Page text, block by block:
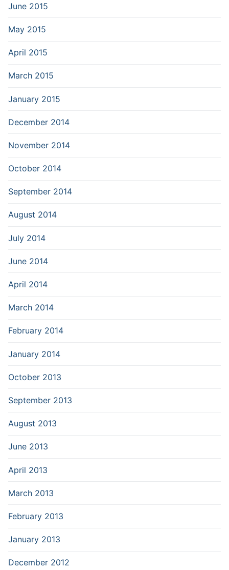
June 2015
May 2015
April 2015
March 2015
January 2015
December 2014
November 2014
October 2014
September 2014
August 2014
July 2014
June 2014
April 2014
March 2014
February 2014
January 2014
October 2013
September 2013
August 2013
June 2013
April 2013
March 2013
February 2013
January 2013
December 2012